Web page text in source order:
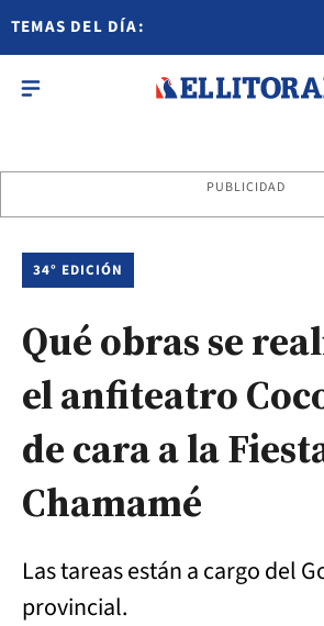
TEMAS DEL DÍA:
PUBLICIDAD
34° EDICIÓN
Qué obras se
el anfiteatro
de cara a la
Chamamé
Las tareas están a cargo del
provincial.